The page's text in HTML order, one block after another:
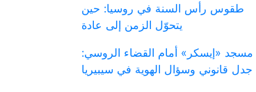
طقوس رأس السنة في روسيا: حين
يتحوّل الزمن إلى عادة
مسجد «إيسكر» أمام القضاء الروسي:
جدل قانوني وسؤال الهوية في سيبيريا